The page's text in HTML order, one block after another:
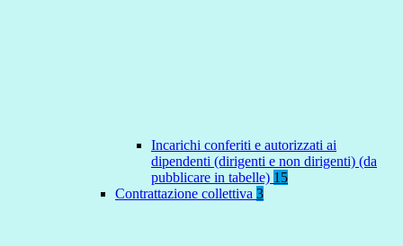
Incarichi conferiti e autorizzati ai
dipendenti (dirigenti e non dirigenti) (da
pubblicare in tabelle) 15
Contrattazione collettiva 3